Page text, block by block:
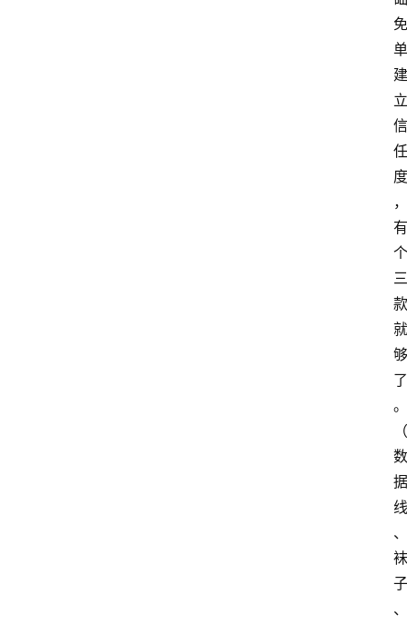
免
单
建
立
信
任
度
，
有
个
三
款
就
够
了
。
（
数
据
线
、
袜
子
、